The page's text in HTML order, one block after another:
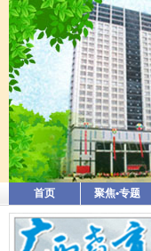
首页 聚焦•专题